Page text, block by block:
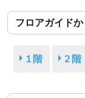
フロアガイド
1階 2階